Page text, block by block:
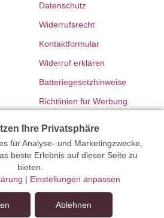
In den Warenkorb
Datenschutz
Widerrufsrecht
Kontaktformular
Widerruf erklären
Batteriegesetzhinweise
Richtlinien für Werbung
Beleuchtung seit 2012 | Erstellt mit
peleides.io
Ihre Privatsphäre
für Analyse- und Marketingzwecke,
beste Erlebnis auf dieser Seite zu
bieten.
| Einstellungen anpassen
Ablehnen